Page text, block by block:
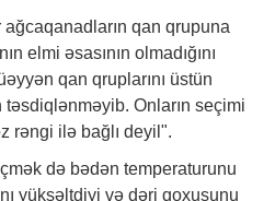
qan qrupuna
elmi əsasının olmadığını
qan qruplarını üstün
Onların seçimi
rəngi ilə bağlı deyil".
də bədən temperaturunu
yüksəltdiyi və dəri qoxusunu